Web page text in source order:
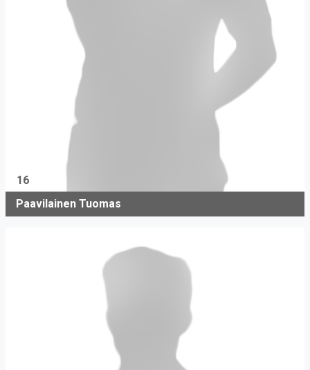
16
Paavilainen Tuomas